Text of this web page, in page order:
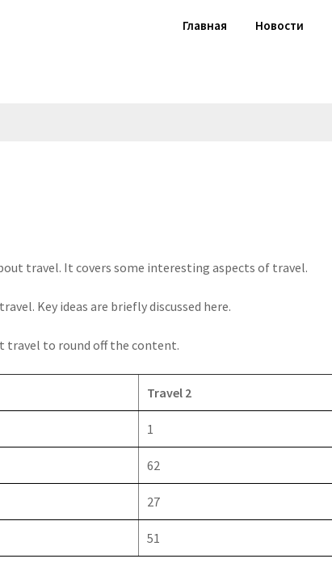
Главная Новости
travel. It covers some interesting aspects of travel.
Key ideas are briefly discussed here.
travel to round off the content.
Travel 2
1
62
27
51